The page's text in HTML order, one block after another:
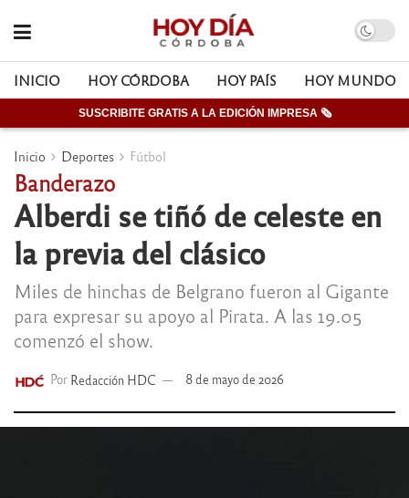
INICIO HOY CÓRDOBA HOY PAÍS HOY MUNDO
SUSCRIBITE GRATIS A LA EDICIÓN IMPRESA 🗞
Inicio Deportes Fútbol
Banderazo
Alberdi se tiñó de celeste en
la previa del clásico
Miles de hinchas de Belgrano fueron al Gigante
para expresar su apoyo al Pirata. A las 19.05
comenzó el show.
Por Redacción HDC 8 de mayo de 2026